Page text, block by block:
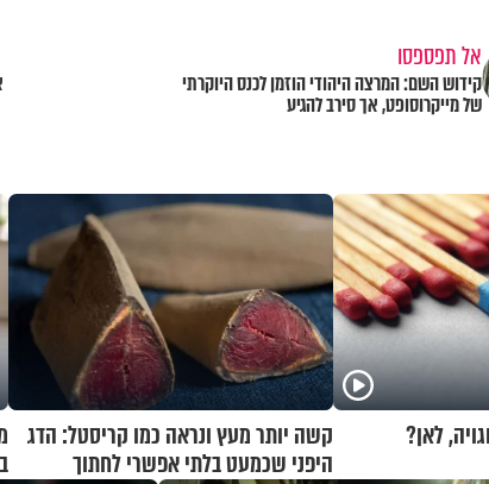
אל תפספסו
קידוש השם: המרצה היהודי הוזמן לכנס היוקרתי
של מייקרוסופט, אך סירב להגיע
לאן?
קשה יותר מעץ ונראה כמו קריסטל: הדג
היפני שכמעט בלתי אפשרי לחתוך